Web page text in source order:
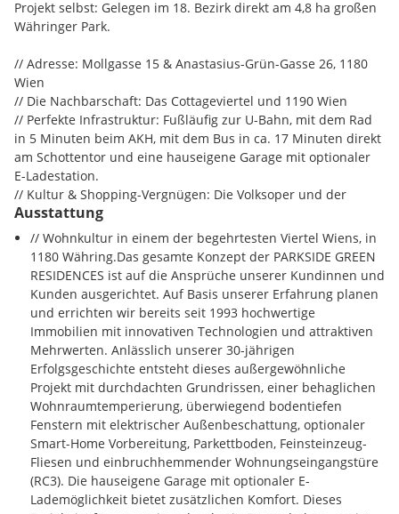
zeitgemäße, hochqualitative Ausstattung mit modernem
Design. Ein wohltemperiertes Raumklima wird von der
Bauteilaktivierung sichergestellt.
Die Anlegerwohnung ist mit einer maßgeschneiderten
Einbauküche inkl. Markengeräten ausgestattet.
ACHTUNG VORSORGE-/INVESTORENWOHNUNG!
Bei dieser Wohnung handelt es sich um eine
VORSORGE-/INVESTORENWOHNUNG, welche auf mindestens
20 Jahre vermietet werden muss. Der Verkaufspreis versteht
sich netto exkl. 20 % USt. und inkl. Küche. Gerne kann diese
auch als Eigentumswohnung zur Eigennutzung erworben
werden. Kontaktieren Sie uns dazu gerne, wir stehen Ihnen
für ein unverbindliches Beratungsgespräch gerne zur
Verfügung. Alle Wohnungen des Projekts finden Sie
außerdem unter www.theparkside.at
Hinweis: Die Bilder sind als Beispiele angeführt. Die
Aufteilung der jeweiligen Wohnung ist dem Grundriss zu
entnehmen. Sämtliche Visualisierungen sind
Symboldarstellungen und stellen den derzeitigen
Planungsstand dar.
Der Kauf ist provisionsfrei für die Käuferin oder den Käufer.
Projekt selbst: Gelegen im 18. Bezirk direkt am 4,8 ha großen
Währinger Park.
// Adresse: Mollgasse 15 & Anastasius-Grün-Gasse 26, 1180
Wien
// Die Nachbarschaft: Das Cottageviertel und 1190 Wien
// Perfekte Infrastruktur: Fußläufig zur U-Bahn, mit dem Rad
in 5 Minuten beim AKH, mit dem Bus in ca. 17 Minuten direkt
am Schottentor und eine hauseigene Garage mit optionaler
E-Ladestation.
// Kultur & Shopping-Vergnügen: Die Volksoper und der
Kutschkermarkt befindet sich in unmittelbarer Umgebung.
// Bildungseinrichtungen & Gesundheit in der Nähe: WIFI,
BOKU, Allgemeines Krankenhaus und Privatkliniken
Infrastruktur / Entfernungen
Kinder / Schulen
Kindergarten 0.35 km
Grundschule 0.20 km
Gymnasium 0.60 km
Hauptschule 0.60 km
Nahversorgung
Einkaufsmöglichkeiten 0.25 km
Verkehr
Ausstattung
// Wohnkultur in einem der begehrtesten Viertel Wiens, in
1180 Währing.Das gesamte Konzept der PARKSIDE GREEN
RESIDENCES ist auf die Ansprüche unserer Kundinnen und
Kunden ausgerichtet. Auf Basis unserer Erfahrung planen
und errichten wir bereits seit 1993 hochwertige
Immobilien mit innovativen Technologien und attraktiven
Mehrwerten. Anlässlich unserer 30-jährigen
Erfolgsgeschichte entsteht dieses außergewöhnliche
Projekt mit durchdachten Grundrissen, einer behaglichen
Wohnraumtemperierung, überwiegend bodentiefen
Fenstern mit elektrischer Außenbeschattung, optionaler
Smart-Home Vorbereitung, Parkettboden, Feinsteinzeug-
Fliesen und einbruchhemmender Wohnungseingangstüre
(RC3). Die hauseigene Garage mit optionaler E-
Lademöglichkeit bietet zusätzlichen Komfort. Dieses